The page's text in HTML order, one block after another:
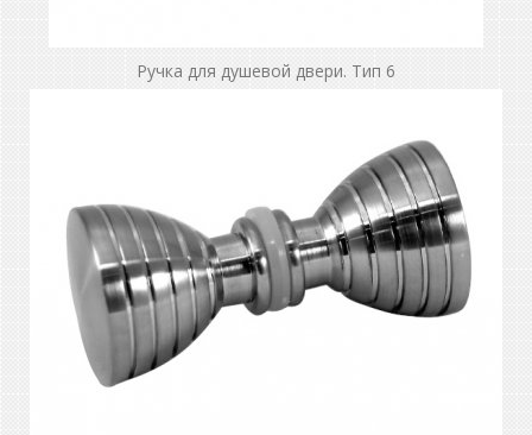
Ручка для душевой двери. Тип 6